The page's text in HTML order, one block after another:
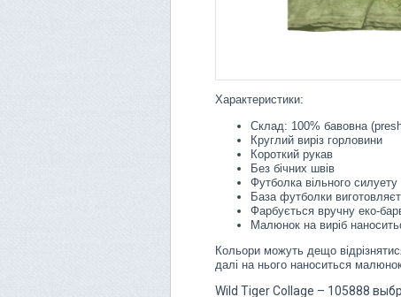
Характеристики:
Склад: 100% бавовна
Круглий виріз горловини
Короткий рукав
Без бічних швів
Футболка вільного силуету
База футболки
Фарбується вручну еко-
Малюнок на виріб
Кольори можуть дещо
далі на нього наноситься
Wild Tiger Collage – 105888